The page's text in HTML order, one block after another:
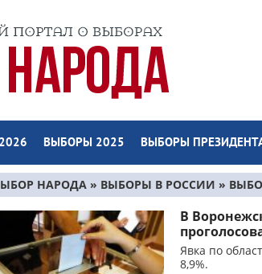
ВЫБОРЫ 2025 ВЫБОРЫ
НАРОДА » ВЫБОРЫ В РОССИИ »
В
Явка по
8,9%.